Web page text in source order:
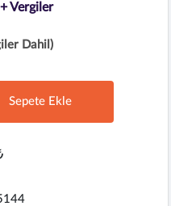
+ Vergiler
Dahil)
Sepete Ekle